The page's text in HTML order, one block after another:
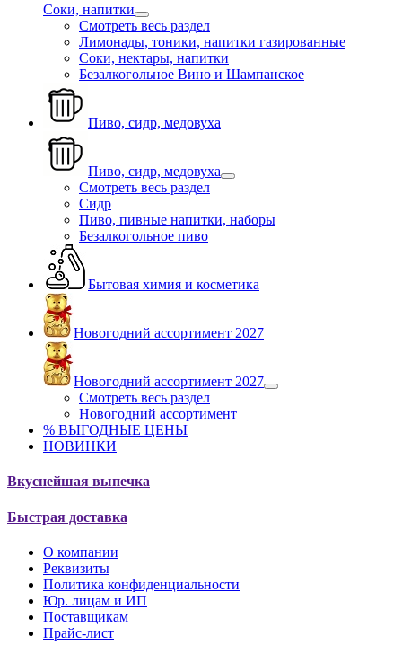
Соки, напитки
Смотреть весь раздел
Лимонады, тоники, напитки газированные
Соки, нектары, напитки
Безалкогольное Вино и Шампанское
Пиво, сидр, медовуха
Пиво, сидр, медовуха
Смотреть весь раздел
Сидр
Пиво, пивные напитки, наборы
Безалкогольное пиво
Бытовая химия и косметика
Новогодний ассортимент 2027
Новогодний ассортимент 2027
Смотреть весь раздел
Новогодний ассортимент
% ВЫГОДНЫЕ ЦЕНЫ
НОВИНКИ
Вкуснейшая выпечка
Быстрая доставка
О компании
Реквизиты
Политика конфиденциальности
Юр. лицам и ИП
Поставщикам
Прайс-лист